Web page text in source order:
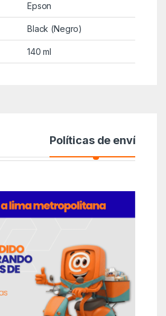
Epson
Black (Negro)
140 ml
Políticas de envío